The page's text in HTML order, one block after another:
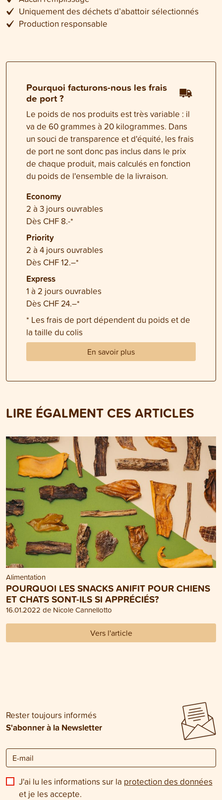
Uniquement des déchets d’abattoir sélectionnés
Production responsable
Pourquoi facturons-nous les frais
de port ?
Le poids de nos produits est très variable : il
va de 60 grammes à 20 kilogrammes. Dans
un souci de transparence et d'équité, les frais
de port ne sont donc pas inclus dans le prix
de chaque produit, mais calculés en fonction
du poids de l'ensemble de la livraison.
Economy
2 à 3 jours ouvrables
Dès CHF 8.-*
Priority
2 à 4 jours ouvrables
Dès CHF 12.–*
Express
1 à 2 jours ouvrables
Dès CHF 24.–*
* Les frais de port dépendent du poids et de
la taille du colis
En savoir plus
LIRE ÉGALMENT CES ARTICLES
Alimentation
POURQUOI LES SNACKS ANIFIT POUR CHIENS
ET CHATS SONT-ILS SI APPRÉCIÉS?
16.01.2022 de Nicole Cannellotto
Vers l'article
Rester toujours informés
S'abonner à la Newsletter
J'ai lu les informations sur la protection des données
et je les accepte.